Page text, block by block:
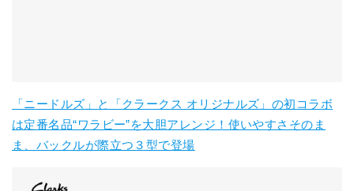
「ニードルズ」と「クラークス オリジナルズ」の初コラボ
は定番名品“ワラビー”を大胆アレンジ！使いやすさそのま
ま、バックルが際立つ３型で登場